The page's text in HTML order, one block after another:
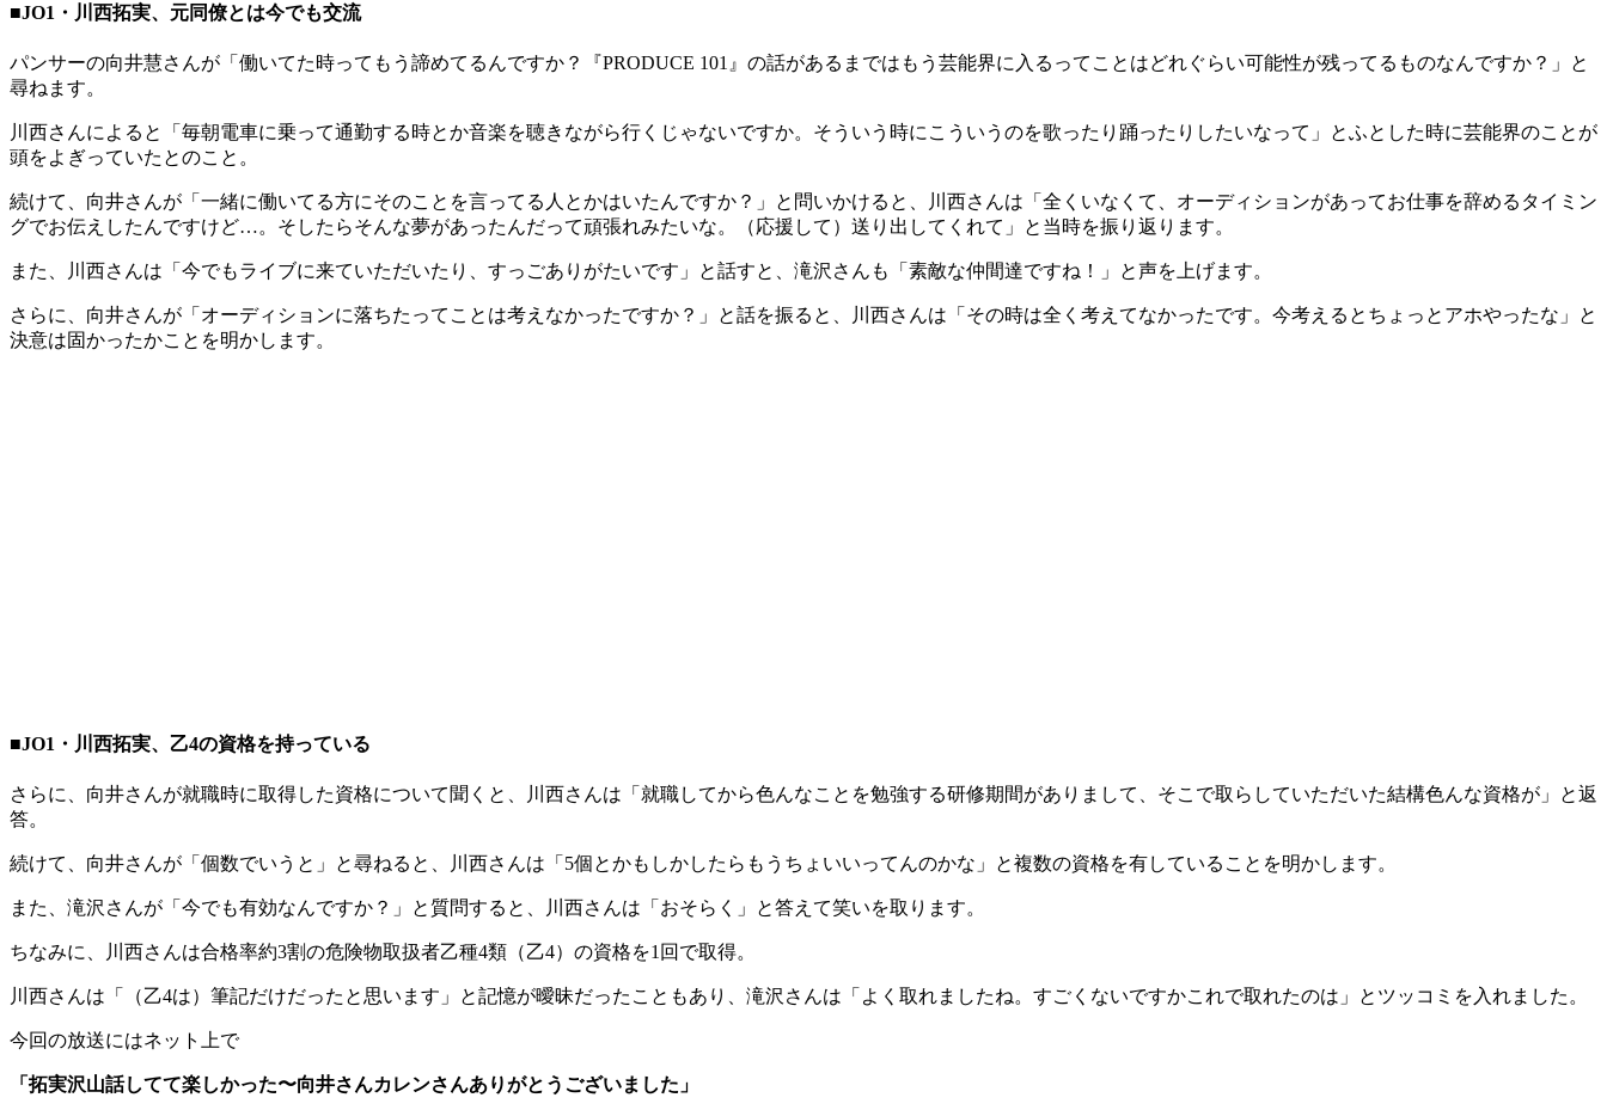
■JO1・川西拓実、元同僚とは今でも交流
パンサーの向井慧さんが「働いてた時ってもう諦めてるんですか？『PRODUCE 101』の話があるまではもう芸能界に入るってことはどれぐらい可能性が残ってるものなんですか？」と
尋ねます。
川西さんによると「毎朝電車に乗って通勤する時とか音楽を聴きながら行くじゃないですか。そういう時にこういうのを歌ったり踊ったりしたいなって」とふとした時に芸能界のことが
頭をよぎっていたとのこと。
続けて、向井さんが「一緒に働いてる方にそのことを言ってる人とかはいたんですか？」と問いかけると、川西さんは「全くいなくて、オーディションがあってお仕事を辞めるタイミン
グでお伝えしたんですけど…。そしたらそんな夢があったんだって頑張れみたいな。（応援して）送り出してくれて」と当時を振り返ります。
また、川西さんは「今でもライブに来ていただいたり、すっごありがたいです」と話すと、滝沢さんも「素敵な仲間達ですね！」と声を上げます。
さらに、向井さんが「オーディションに落ちたってことは考えなかったですか？」と話を振ると、川西さんは「その時は全く考えてなかったです。今考えるとちょっとアホやったな」と
決意は固かったかことを明かします。
■JO1・川西拓実、乙4の資格を持っている
さらに、向井さんが就職時に取得した資格について聞くと、川西さんは「就職してから色んなことを勉強する研修期間がありまして、そこで取らしていただいた結構色んな資格が」と返
答。
続けて、向井さんが「個数でいうと」と尋ねると、川西さんは「5個とかもしかしたらもうちょいいってんのかな」と複数の資格を有していることを明かします。
また、滝沢さんが「今でも有効なんですか？」と質問すると、川西さんは「おそらく」と答えて笑いを取ります。
ちなみに、川西さんは合格率約3割の危険物取扱者乙種4類（乙4）の資格を1回で取得。
川西さんは「（乙4は）筆記だけだったと思います」と記憶が曖昧だったこともあり、滝沢さんは「よく取れましたね。すごくないですかこれで取れたのは」とツッコミを入れました。
今回の放送にはネット上で
「拓実沢山話してて楽しかった〜向井さんカレンさんありがとうございました」